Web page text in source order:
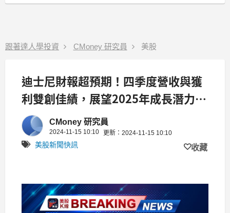
跟著達人學投資 CMoney 研究員 美股
迪士尼財報超預期！四季度營收與獲
利雙創佳績，展望2025年成長潛力無
限
CMoney 研究員
2024-11-15 10:10 更新：2024-11-15 10:10
美股新聞快訊 收藏